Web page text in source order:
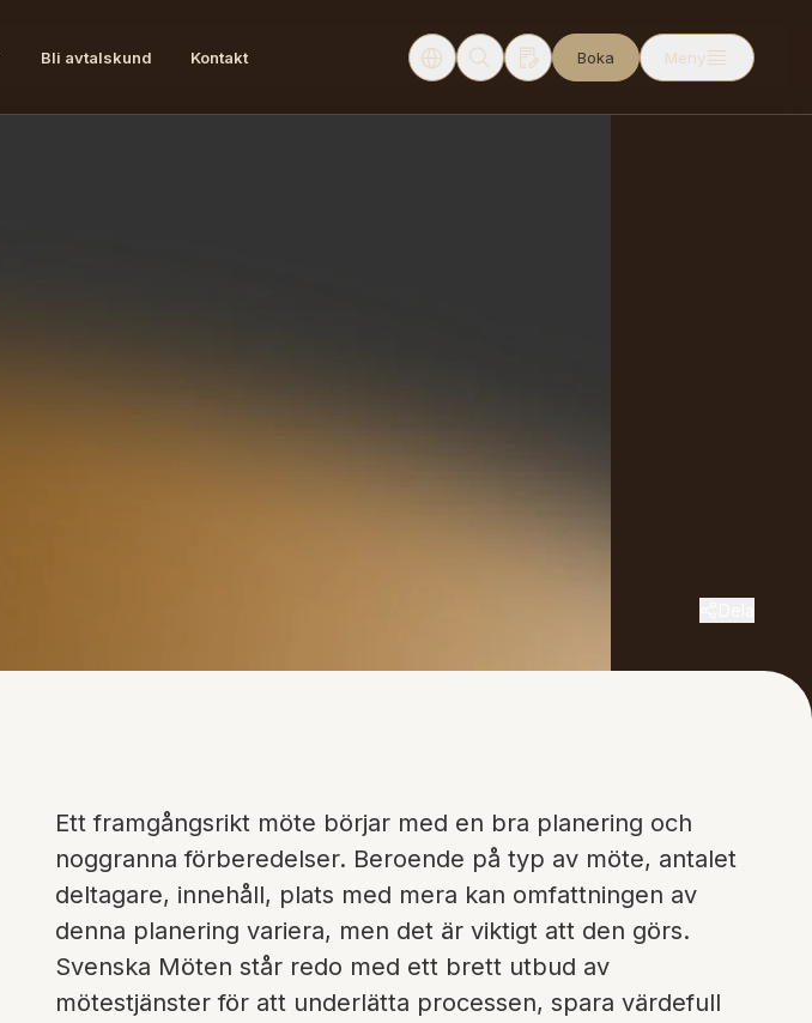
Bli avtalskund Kontakt Boka Meny
Ett framgångsrikt möte börjar med en bra planering och
noggranna förberedelser. Beroende på typ av möte, antalet
deltagare, innehåll, plats med mera kan omfattningen av
denna planering variera, men det är viktigt att den görs.
Svenska Möten står redo med ett brett utbud av
mötestjänster för att underlätta processen, spara värdefull